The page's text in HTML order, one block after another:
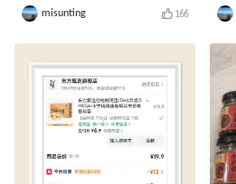
misunting 166